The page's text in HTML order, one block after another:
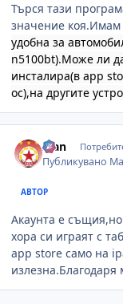
Търся тази
значение
удобна за
n5100bt).Може ли
инсталира(в app
ос),на другите
Ivan
Публикувано
АВТОР
Акаунта е
хора си играят с
app store само на
излезна.Благодаря